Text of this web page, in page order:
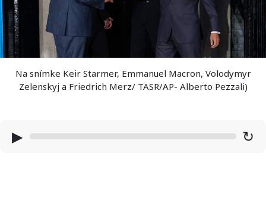
Na snímke Keir Starmer, Emmanuel Macron, Volodymyr
Zelenskyj a Friedrich Merz/ TASR/AP- Alberto Pezzali)
▶ ↻